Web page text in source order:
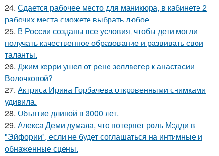
24. Сдается рабочее место для маникюра, в кабинете 2
рабочих места сможете выбрать любое.
25. В России созданы все условия, чтобы дети могли
получать качественное образование и развивать свои
таланты.
26. Джим керри ушел от рене зеллвегер к анастасии
Волочковой?
27. Актриса Ирина Горбачева откровенными снимками
удивила.
28. Объятие длиной в 3000 лет.
29. Алекса Деми думала, что потеряет роль Мэдди в
"Эйфории", если не будет соглашаться на интимные и
обнаженные сцены.